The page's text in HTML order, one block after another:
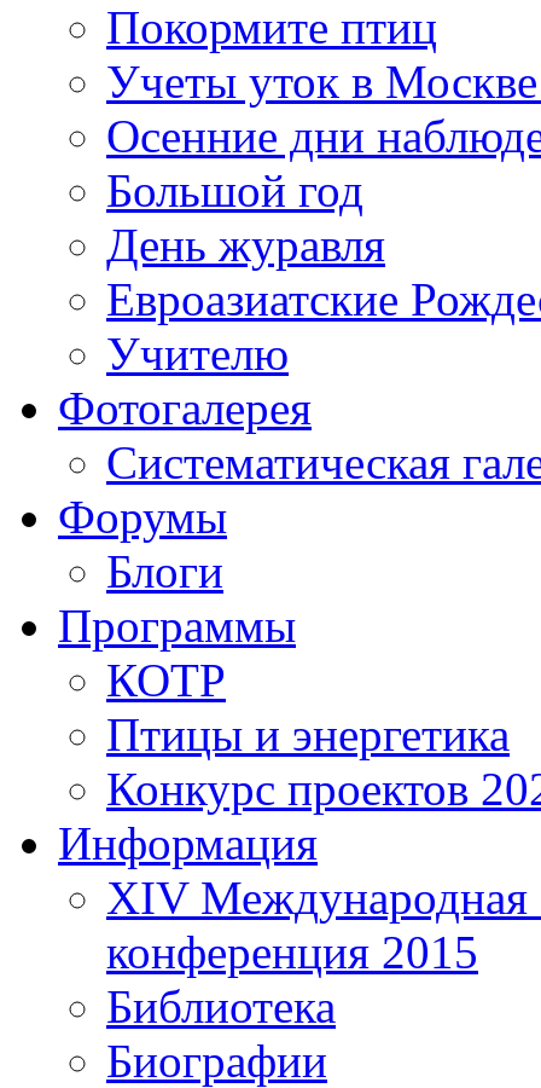
Покормите птиц
Учеты уток в
Осенние дни
Большой год
День журавля
Евроазиатские
Учителю
Фотогалерея
Систематическая
Форумы
Блоги
Программы
КОТР
Птицы и энергетика
Конкурс проектов
Информация
XIV Международная
конференция 2015
Библиотека
Биографии